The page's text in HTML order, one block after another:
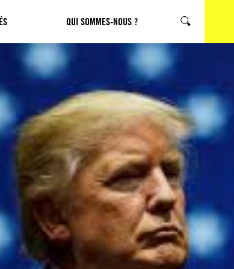
QUI SOMMES-NOUS ? CHERCHER